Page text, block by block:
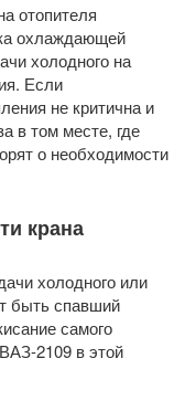
отопителя
охлаждающей
холодного на
Если
не критична и
в том месте, где
о необходимости
крана
холодного или
быть спавший
самого
2109 в этой